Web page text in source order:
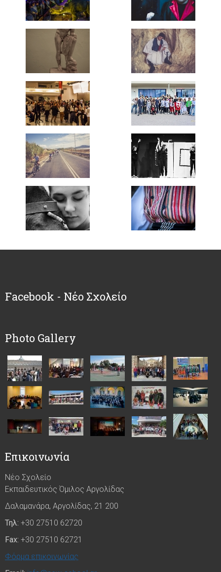
Facebook - Νέο Σχολείο
Photo Gallery
Επικοινωνία
Νέο Σχολείο
Εκπαιδευτικός Όμιλος Αργολίδας
Δαλαμανάρα, Αργολίδας, 21 200
Τηλ: +30 27510 62720
Fax: +30 27510 62721
Φόρμα επικοινωνίας